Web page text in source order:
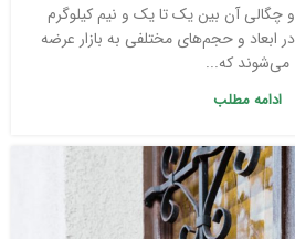
چگالی آن بین یک تا یک و نیم کیلوگرم
ابعاد و حجم‌های مختلفی به بازار عرضه
می‌شوند که...
ادامه مطلب